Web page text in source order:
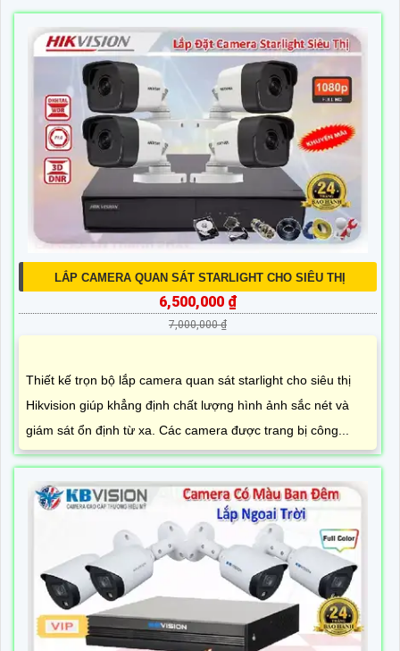
LẮP CAMERA QUAN SÁT STARLIGHT CHO SIÊU THỊ
6,500,000 ₫
7,000,000 ₫
Thiết kế trọn bộ lắp camera quan sát starlight cho siêu thị
Hikvision giúp khẳng định chất lượng hình ảnh sắc nét và
giám sát ổn định từ xa. Các camera được trang bị công...